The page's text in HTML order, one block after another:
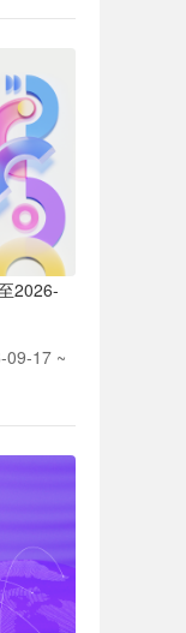
2026-
09-17 ~